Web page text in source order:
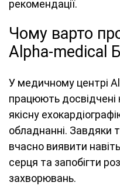
рекомендації.
Чому варто
Alpha-medical
У медичному центрі
працюють досвідчені
якісну
обладнанні. Завдяки
вчасно виявити
серця та запобігти
захворювань.